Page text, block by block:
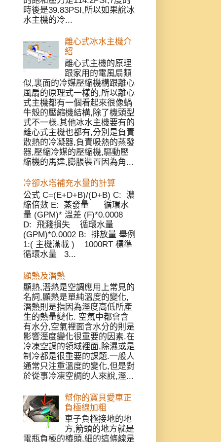
時後是39.83PSI,所以如果說冰
水主機的冷...
離心式冰水主機介
紹
離心式主機的原理
跟家用的電風扇類
似,裏面的冷媒壓縮機構跟離心
風扇的原理式一樣的,所以離心
式主機都有一個看起來很像蝸
牛殼的壓縮機結構,除了機頭型
式不一樣,其他冰水主機要有的
離心式主機也都有,分別是負責
散熱的冷凝器,負責吸熱的蒸發
器,壓縮冷媒的壓縮機,驅動壓
縮機的馬達,膨脹裝置因為角...
冷卻水塔補充水量的計算
公式 C=(E+D+B)/(D+B) C: 濃
縮倍數 E: 蒸發量 循環水
量 (GPM)* 溫差 (F)*0.0008
D: 飛濺損失 循環水量
(GPM)*0.0002 B: 排放量 舉例
1:( 主機滿載 ) 1000RT 標準
循環水量 3...
顯熱及潛熱
顯熱,潛熱是空調應用上常見的
名詞,顯熱是單純溫度的變化,
潛熱則是指因為溼度高低所產
生的熱量變化. 空氣中都會含
有水分,空氣裡面含水分的則是
影響溼度變化很重要的因素.在
冷凍空調的領域裡面,除濕或是
制冷都是很重要的課題.一般人
通常只注重溫度的變化,但是對
於從事冷凍空調的人來說,溼...
幫你的寶貝愛車正
負極線加粗
車子負極接地的地
方,箭頭的地方就是
電瓶負極的樁頭,細的這條線是